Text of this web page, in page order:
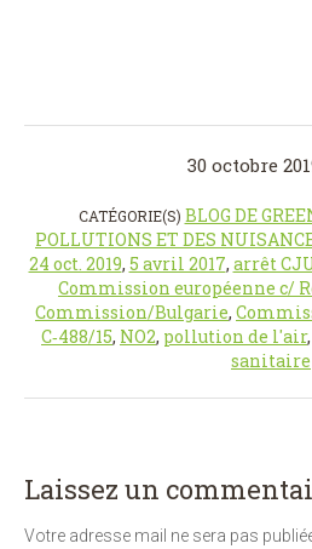
30 octobre
CATÉGORIE(S) BLOG DE
POLLUTIONS ET DES
24 oct. 2019, 5 avril 2017, arrêt
Commission européenne c/
Commission/Bulgarie,
C‑488/15, NO2, pollution de l'air,
sanitaire
Laissez un
Votre adresse mail ne sera pas